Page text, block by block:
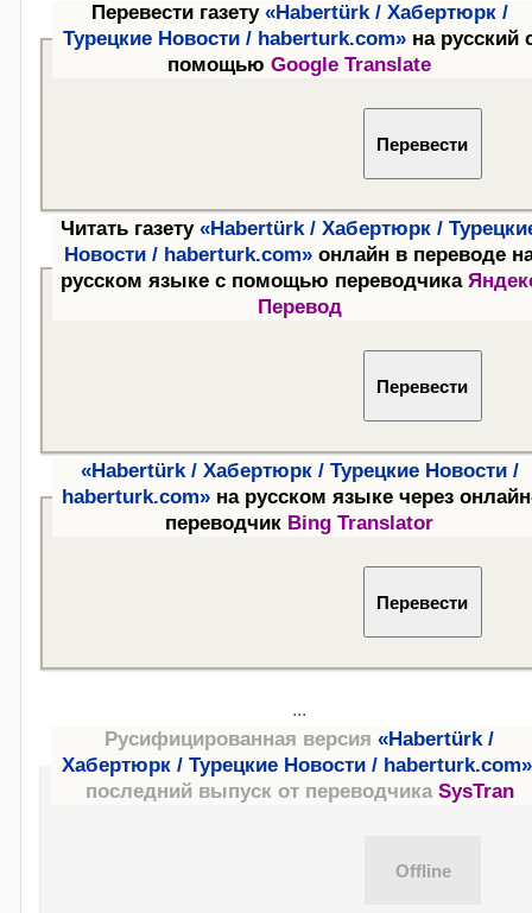
Перевести газету «Habertürk / Хабертюрк /
Турецкие Новости / haberturk.com» на русский
помощью Google Translate
Читать газету «Habertürk / Хабертюрк /
Новости / haberturk.com» онлайн в переводе
русском языке с помощью переводчика
Перевод
«Habertürk / Хабертюрк / Турецкие Новости /
haberturk.com»на русском языке через
переводчик Bing Translator
...
Русифицированная версия «Habertürk /
Хабертюрк / Турецкие Новости / haberturk.com»
последний выпуск от переводчика SysTran